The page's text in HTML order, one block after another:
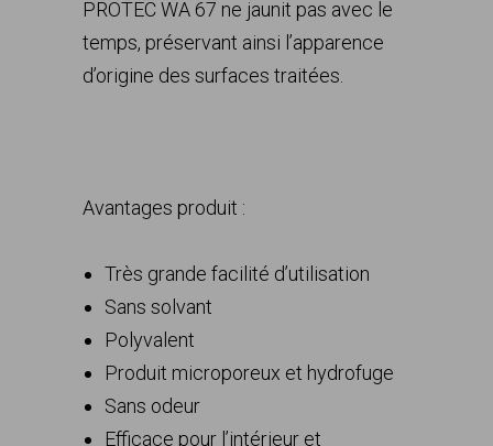
PROTEC WA 67 ne jaunit pas avec le
temps, préservant ainsi l’apparence
d’origine des surfaces traitées.
Avantages produit :
Très grande facilité d’utilisation
Sans solvant
Polyvalent
Produit microporeux et hydrofuge
Sans odeur
Efficace pour l’intérieur et